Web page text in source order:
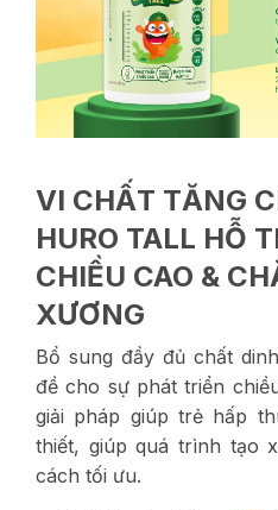
VI CHẤT TĂNG
HURO TALL HỖ
CHIỀU CAO &
XƯƠNG
Bổ sung đầy đủ chất
đề cho sự phát triển
giải pháp giúp trẻ hấp
thiết, giúp quá trình tạo
cách tối ưu.